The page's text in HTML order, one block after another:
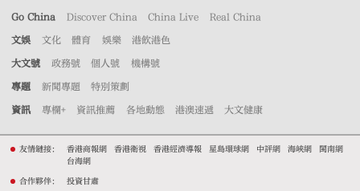
Go China Discover China China Live Real China
文娛 文化 體育 娛樂 港飲港色
大文號 政務號 個人號 機構號
專題 新聞專題 特別策劃
資訊 專欄+ 資訊推薦 各地動態 港澳速遞 大文健康
友情鏈接： 香港商報網 香港衛視 香港經濟導報 星島環球網 中評網 海峽網
閩南網
台海網
合作夥伴： 投資甘肅